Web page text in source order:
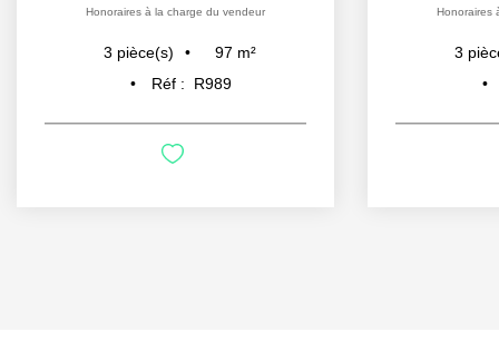
Honoraires à la charge du vendeur
3 pièce(s) 97 m²
Réf :
R989
Honoraires
3